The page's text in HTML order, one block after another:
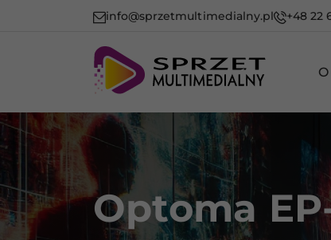
info@sprzetmultimedialny.pl +48 22
Optoma